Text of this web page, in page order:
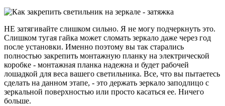
НЕ затягивайте слишком сильно. Я не могу подчеркнуть это.
Слишком тугая гайка может сломать зеркало даже через год
после установки. Именно поэтому вы так старались
полностью закрепить монтажную планку на электрической
коробке - монтажная планка надежна и будет рабочей
лошадкой для веса вашего светильника. Все, что вы пытаетесь
сделать на данном этапе, - это держать зеркало заподлицо с
зеркальной поверхностью или просто касаться ее. Ничего
больше.